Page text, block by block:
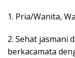
1. Pria/Wanita,
2. Sehat jasmani
berkacamata